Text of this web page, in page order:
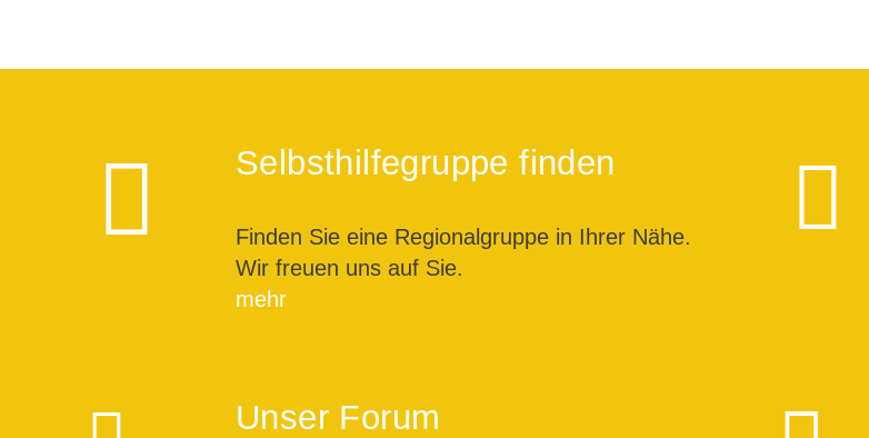
Selbsthilfegruppe finden
Finden Sie eine Regionalgruppe in Ihrer Nähe.
Wir freuen uns auf Sie.
mehr
Unser Forum